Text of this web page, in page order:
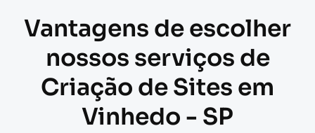
Vantagens de escolher
nossos serviços de
Criação de Sites em
Vinhedo - SP